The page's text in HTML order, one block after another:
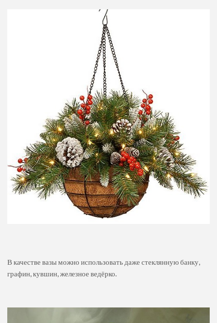
В качестве вазы можно использовать даже стеклянную банку,
графин, кувшин, железное ведёрко.